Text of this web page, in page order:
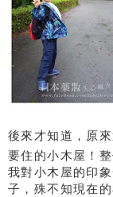
後來才知道，原
要住的小木屋！
我對小木屋的印
子，殊不知現在